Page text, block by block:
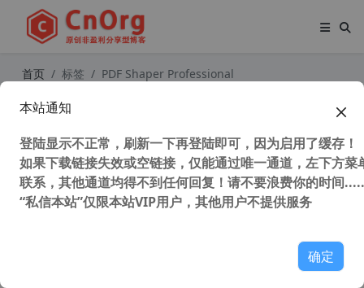
首页 标签 PDF Shaper Professional
PDF阅读器
本站通知
登陆显示不正常，刷新一下再登陆即可，因为启用了缓存！
如果下载链接失效或空链接，仅能通过唯一通道，左下方菜
联系，其他通道均得不到任何回复！请不要浪费你的时间
“私信本站”仅限本站VIP用户，其他用户不提供服务
确定